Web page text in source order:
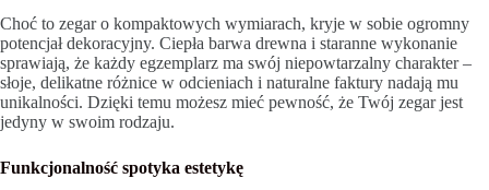
Choć to zegar o kompaktowych wymiarach, kryje w sobie ogromny
potencjał dekoracyjny. Ciepła barwa drewna i staranne wykonanie
sprawiają, że każdy egzemplarz ma swój niepowtarzalny charakter –
słoje, delikatne różnice w odcieniach i naturalne faktury nadają mu
unikalności. Dzięki temu możesz mieć pewność, że Twój zegar jest
jedyny w swoim rodzaju.
Funkcjonalność spotyka estetykę